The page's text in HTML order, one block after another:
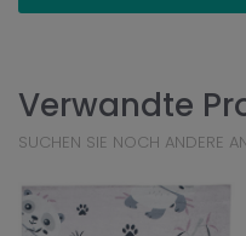
Verwandte
SUCHEN SIE NOCH ANDERE